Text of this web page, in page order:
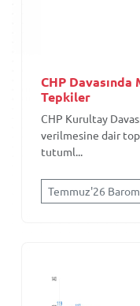
CHP
Tepkiler
CHP Kurultay
verilmesine dair
tutuml...
Temmuz'26